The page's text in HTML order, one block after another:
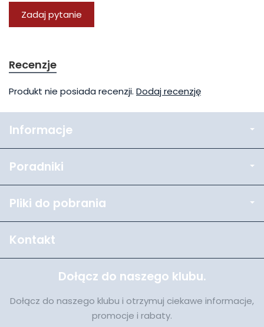
Zadaj pytanie
Recenzje
Produkt nie posiada recenzji. Dodaj recenzję
Informacje
Poradniki
Pliki do pobrania
Kontakt
Dołącz do naszego klubu.
Dołącz do naszego klubu i otrzymuj ciekawe informacje,
promocje i rabaty.